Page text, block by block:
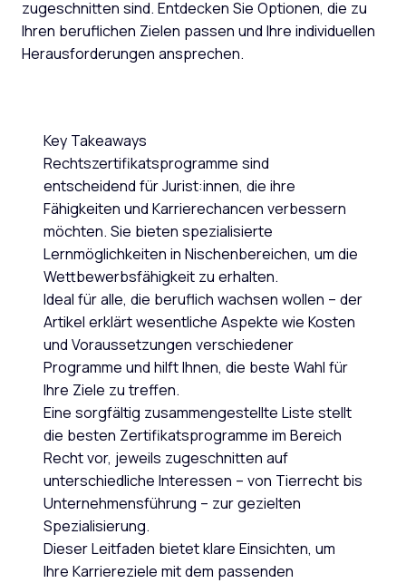
zugeschnitten sind. Entdecken Sie Optionen, die zu
Ihren beruflichen Zielen passen und Ihre individuellen
Herausforderungen ansprechen.
Key Takeaways
Rechtszertifikatsprogramme sind
entscheidend für Jurist:innen, die ihre
Fähigkeiten und Karrierechancen verbessern
möchten. Sie bieten spezialisierte
Lernmöglichkeiten in Nischenbereichen, um die
Wettbewerbsfähigkeit zu erhalten.
Ideal für alle, die beruflich wachsen wollen – der
Artikel erklärt wesentliche Aspekte wie Kosten
und Voraussetzungen verschiedener
Programme und hilft Ihnen, die beste Wahl für
Ihre Ziele zu treffen.
Eine sorgfältig zusammengestellte Liste stellt
die besten Zertifikatsprogramme im Bereich
Recht vor, jeweils zugeschnitten auf
unterschiedliche Interessen – von Tierrecht bis
Unternehmensführung – zur gezielten
Spezialisierung.
Dieser Leitfaden bietet klare Einsichten, um
Ihre Karriereziele mit dem passenden